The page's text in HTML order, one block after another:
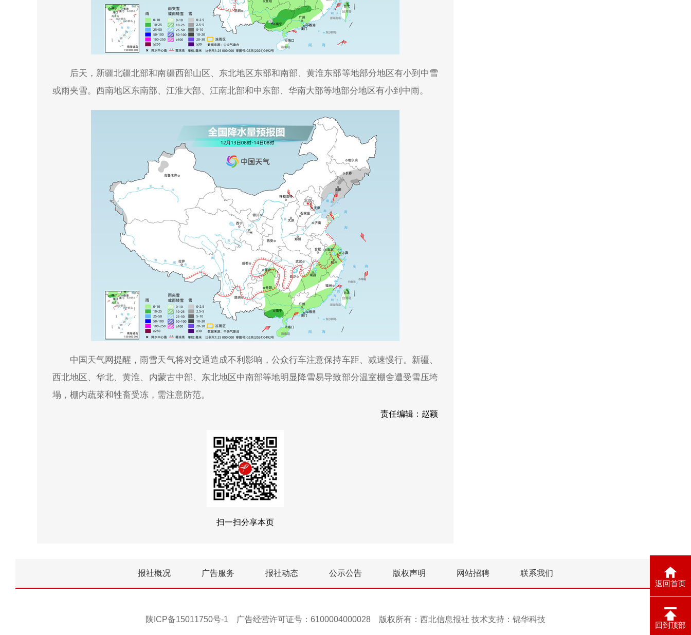
返回首页
回到顶部
后天，新疆北疆北部和南疆西部山区、东北地区东部和南部、黄淮东部等地部分地区有小到中雪
或雨夹雪。西南地区东南部、江淮大部、江南北部和中东部、华南大部等地部分地区有小到中雨。
中国天气网提醒，雨雪天气将对交通造成不利影响，公众行车注意保持车距、减速慢行。新疆、
西北地区、华北、黄淮、内蒙古中部、东北地区中南部等地明显降雪易导致部分温室棚舍遭受雪压垮
塌，棚内蔬菜和牲畜受冻，需注意防范。
责任编辑：赵颖
扫一扫分享本页
报社概况 广告服务 报社动态 公示公告 版权声明 网站招聘 联系我们
陕ICP备15011750号-1 广告经营许可证号：6100004000028 版权所有：西北信息报社 技术支持： 锦华科技